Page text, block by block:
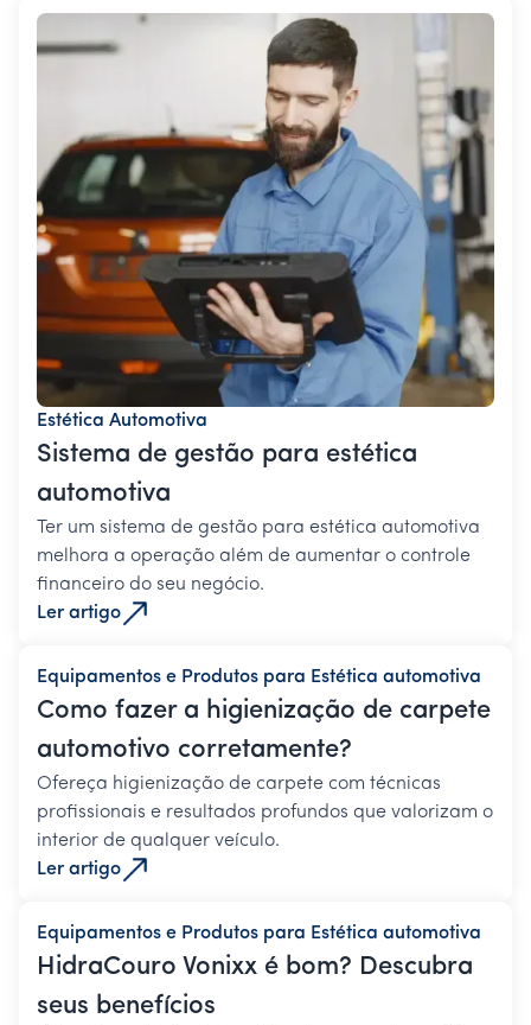
Estética Automotiva
Sistema de gestão para estética
automotiva
Ter um sistema de gestão para estética automotiva
melhora a operação além de aumentar o controle
financeiro do seu negócio.
Ler artigo
Equipamentos e Produtos para Estética automotiva
Como fazer a higienização de carpete
automotivo corretamente?
Ofereça higienização de carpete com técnicas
profissionais e resultados profundos que valorizam o
interior de qualquer veículo.
Ler artigo
Equipamentos e Produtos para Estética automotiva
HidraCouro Vonixx é bom? Descubra
seus benefícios